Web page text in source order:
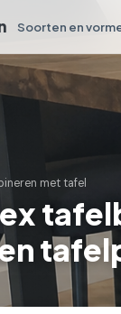
Soorten en
met tafel